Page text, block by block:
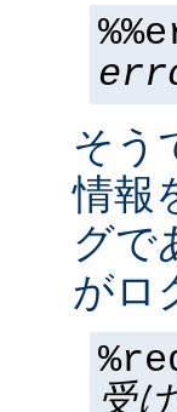
そう
情報
グで
がロ
受